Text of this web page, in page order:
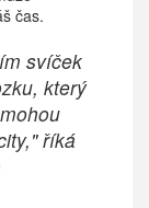
čas.
svíček
který
říká